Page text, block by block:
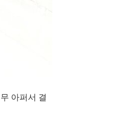
아퍼서 결